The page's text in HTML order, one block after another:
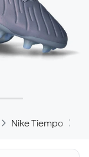
Nike Tiempo